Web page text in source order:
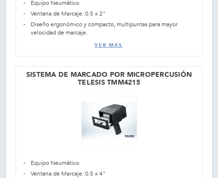
Equipo Neumático
Ventana de Marcaje: 0.5 x 2"
Diseño ergonómico y compacto, multipuntas para mayor
velocidad de marcaje.
VER MÁS
SISTEMA DE MARCADO POR MICROPERCUSIÓN
TELESIS TMM4215
Equipo Neumático
Ventana de Marcaje: 0.5 x 4"